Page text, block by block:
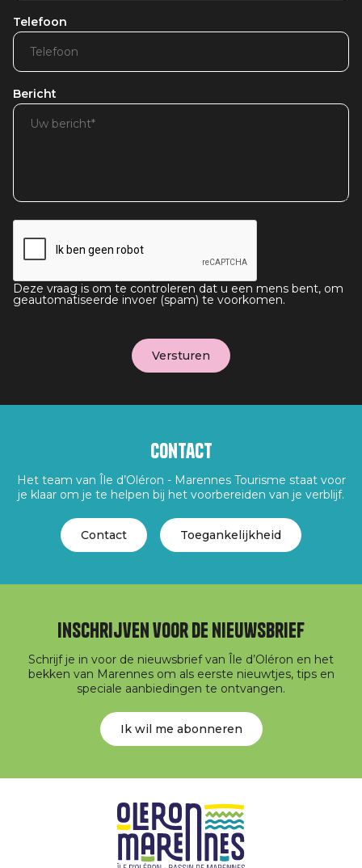
Telefoon
Bericht
Deze vraag is om te controleren dat u een mens bent, om
geautomatiseerde invoer (spam) te voorkomen.
Contact
Het team van Île d’Oléron - Marennes Tourisme staat voor
je klaar om je te helpen bij het voorbereiden van je verblijf.
Contact Toegankelijkheid
Inschrijven voor de nieuwsbrief
Schrijf je in voor de nieuwsbrief van Île d’Oléron en het
bekken van Marennes om als eerste nieuwtjes, tips en
speciale aanbiedingen te ontvangen.
Ik wil me abonneren